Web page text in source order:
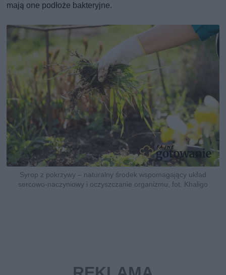
mają one podłoże bakteryjne.
Syrop z pokrzywy – naturalny środek wspomagający układ
sercowo-naczyniowy i oczyszczanie organizmu, fot. Khaligo